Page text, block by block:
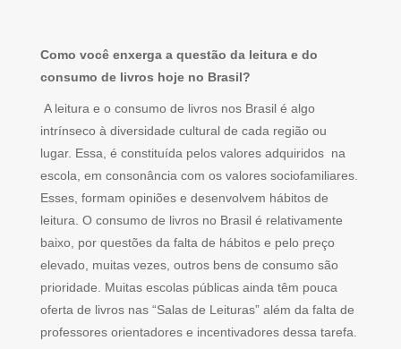
Como você enxerga a questão da leitura e do
consumo de livros hoje no Brasil?
A leitura e o consumo de livros nos Brasil é algo
intrínseco à diversidade cultural de cada região ou
lugar. Essa, é constituída pelos valores adquiridos na
escola, em consonância com os valores sociofamiliares.
Esses, formam opiniões e desenvolvem hábitos de
leitura. O consumo de livros no Brasil é relativamente
baixo, por questões da falta de hábitos e pelo preço
elevado, muitas vezes, outros bens de consumo são
prioridade. Muitas escolas públicas ainda têm pouca
oferta de livros nas “Salas de Leituras” além da falta de
professores orientadores e incentivadores dessa tarefa.